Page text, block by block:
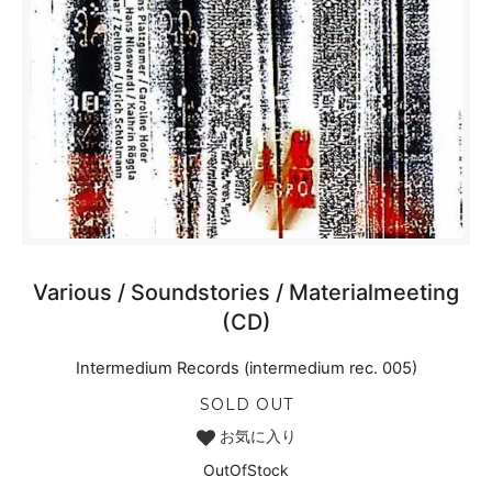
Various / Soundstories / Materialmeeting
(CD)
Intermedium Records (intermedium rec. 005)
SOLD OUT
お気に入り
OutOfStock